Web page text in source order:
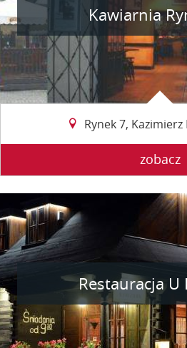
Kawiarnia
Rynek 7,
zobacz
Restauracja U